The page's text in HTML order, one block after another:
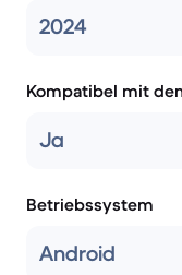
2024
Kompatibel mit
Ja
Betriebssystem
Android